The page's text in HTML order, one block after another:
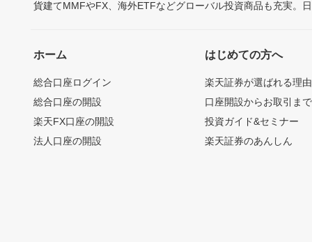
貨建てMMFやFX、海外ETFなどグローバル投資商品も充実。
ホーム
総合口座ログイン
総合口座の開設
楽天FX口座の開設
法人口座の開設
はじめての方へ
楽天証券が選ばれる理由
口座開設からお取引ま
投資ガイド&セミナー
楽天証券のあんしん